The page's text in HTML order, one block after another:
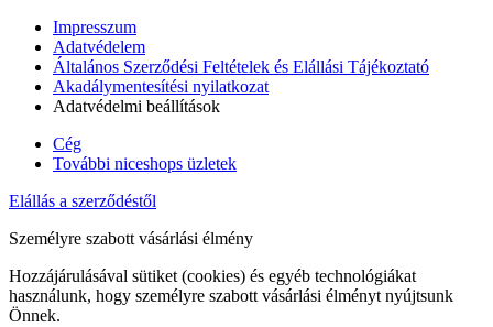
Impresszum
Adatvédelem
Általános Szerződési Feltételek és Elállási Tájékoztató
Akadálymentesítési nyilatkozat
Adatvédelmi beállítások
Cég
További niceshops üzletek
Elállás a szerződéstől
Személyre szabott vásárlási élmény
Hozzájárulásával sütiket (cookies) és egyéb technológiákat
használunk, hogy személyre szabott vásárlási élményt nyújtsunk
Önnek.